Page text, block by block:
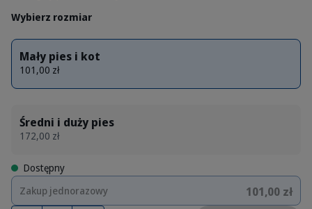
Wybierz rozmiar
Mały pies i kot
101,00 zł
Średni i duży pies
172,00 zł
Dostępny
Zakup jednorazowy
101,00 zł